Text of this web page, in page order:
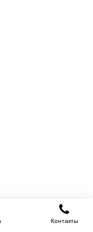
Контакты